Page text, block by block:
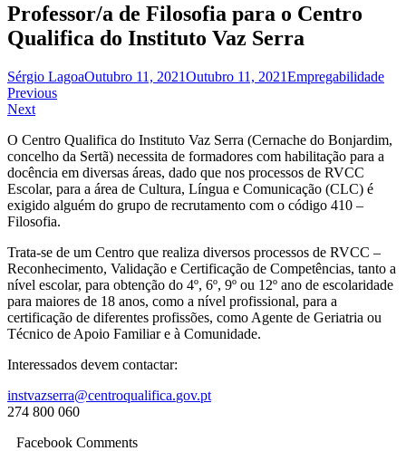
Professor/a de Filosofia para o Centro
Qualifica do Instituto Vaz Serra
Sérgio LagoaOutubro 11, 2021Outubro 11, 2021Empregabilidade
Navegação
de
artigos
Previous
Next
O Centro Qualifica do Instituto Vaz Serra (Cernache do Bonjardim,
concelho da Sertã) necessita de formadores com habilitação para a
docência em diversas áreas, dado que nos processos de RVCC
Escolar, para a área de Cultura, Língua e Comunicação (CLC) é
exigido alguém do grupo de recrutamento com o código 410 –
Filosofia.
Trata-se de um Centro que realiza diversos processos de RVCC –
Reconhecimento, Validação e Certificação de Competências, tanto a
nível escolar, para obtenção do 4º, 6º, 9º ou 12º ano de escolaridade
para maiores de 18 anos, como a nível profissional, para a
certificação de diferentes profissões, como Agente de Geriatria ou
Técnico de Apoio Familiar e à Comunidade.
Interessados devem contactar:
instvazserra@centroqualifica.gov.pt
274 800 060
Facebook Comments